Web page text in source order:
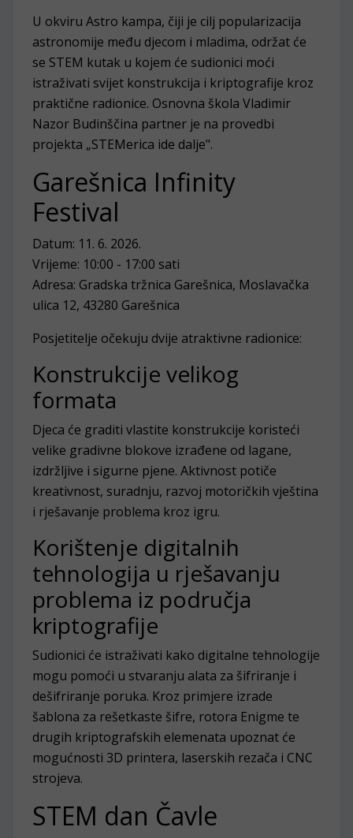
U okviru Astro kampa, čiji je cilj popularizacija
astronomije među djecom i mladima, održat će
se STEM kutak u kojem će sudionici moći
istraživati svijet konstrukcija i kriptografije kroz
praktične radionice. Osnovna škola Vladimir
Nazor Budinščina partner je na provedbi
projekta „STEMerica ide dalje".
Garešnica Infinity
Festival
Datum: 11. 6. 2026.
Vrijeme: 10:00 - 17:00 sati
Adresa: Gradska tržnica Garešnica, Moslavačka
ulica 12, 43280 Garešnica
Posjetitelje očekuju dvije atraktivne radionice:
Konstrukcije velikog
formata
Djeca će graditi vlastite konstrukcije koristeći
velike gradivne blokove izrađene od lagane,
izdržljive i sigurne pjene. Aktivnost potiče
kreativnost, suradnju, razvoj motoričkih vještina
i rješavanje problema kroz igru.
Korištenje digitalnih
tehnologija u rješavanju
problema iz područja
kriptografije
Sudionici će istraživati kako digitalne tehnologije
mogu pomoći u stvaranju alata za šifriranje i
dešifriranje poruka. Kroz primjere izrade
šablona za rešetkaste šifre, rotora Enigme te
drugih kriptografskih elemenata upoznat će
mogućnosti 3D printera, laserskih rezača i CNC
strojeva.
STEM dan Čavle